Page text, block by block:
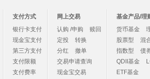
支付方式
银行卡支付
现金宝支付
第三方支付
支付限额
支付费率
网上交易
认购 /申购
赎回
定投
转换
分红
撤单
交易申请查询
现金宝交易
基金产品/理
货币基金
股票型
混
指数型
债
QDII基金
ETF基金